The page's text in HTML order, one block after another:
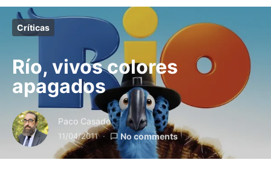
Críticas
Río, vivos colores
apagados
Paco Casado
11/04/2011 No comments